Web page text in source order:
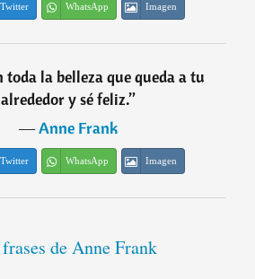
Twitter WhatsApp Imagen
toda la belleza que queda a tu
alrededor y sé feliz.”
―Anne Frank
Twitter WhatsApp Imagen
de Anne Frank